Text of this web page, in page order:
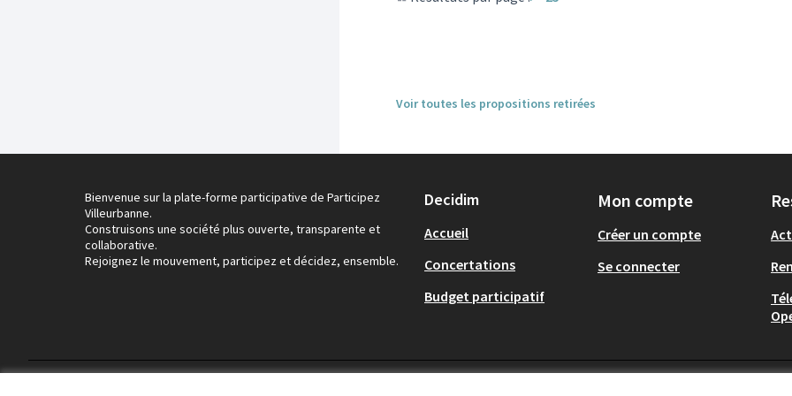
Voir toutes les propositions retirées
Bienvenue sur la plate-forme participative de Participez
Villeurbanne.
Construisons une société plus ouverte, transparente et
collaborative.
Rejoignez le mouvement, participez et décidez, ensemble.
Decidim
Accueil
Concertations
Budget participatif
Mon compte
Créer un compte
Se connecter